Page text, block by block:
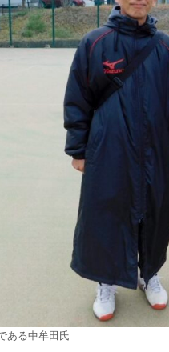
ある中牟田氏